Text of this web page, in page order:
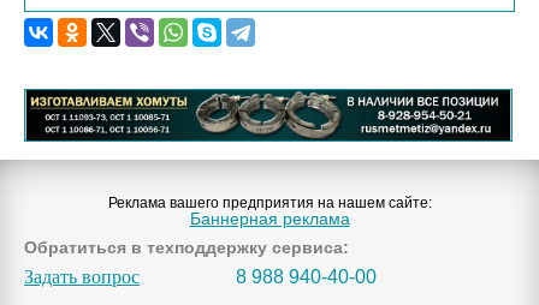
Реклама вашего предприятия на нашем сайте:
Баннерная реклама
Обратиться в техподдержку сервиса:
Задать вопрос 8 988 940-40-00